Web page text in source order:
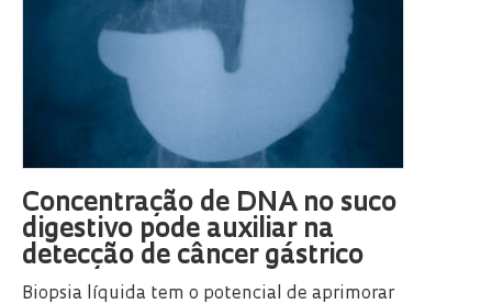
Concentração de DNA no suco
digestivo pode auxiliar na
detecção de câncer gástrico
Biopsia líquida tem o potencial de aprimorar